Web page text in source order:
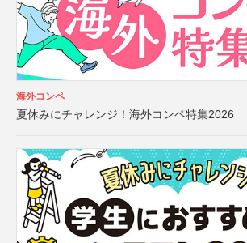
海外コンペ
夏休みにチャレンジ！海外コンペ特集2026